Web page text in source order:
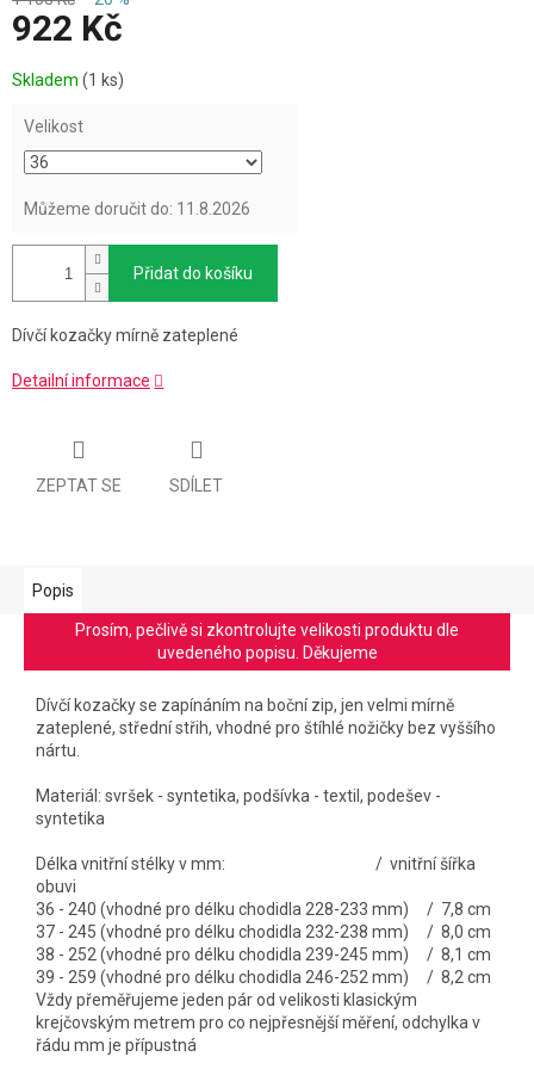
922 Kč
cena:
Skladem (1 ks)
Velikost
Můžeme doručit do: 11.8.2026
Přidat do košíku
Dívčí kozačky mírně zateplené
Detailní informace
ZEPTAT SE SDÍLET
Popis
Prosím, pečlivě si zkontrolujte velikosti produktu dle
uvedeného popisu. Děkujeme
Dívčí kozačky se zapínáním na boční zip, jen velmi mírně
zateplené, střední střih, vhodné pro štíhlé nožičky bez vyššího
nártu.
Materiál: svršek - syntetika, podšívka - textil, podešev -
syntetika
Délka vnitřní stélky v mm: / vnitřní šířka
obuvi
36 - 240 (vhodné pro délku chodidla 228-233 mm) / 7,8 cm
37 - 245 (vhodné pro délku chodidla 232-238 mm) / 8,0 cm
38 - 252 (vhodné pro délku chodidla 239-245 mm) / 8,1 cm
39 - 259 (vhodné pro délku chodidla 246-252 mm) / 8,2 cm
Vždy přeměřujeme jeden pár od velikosti klasickým
krejčovským metrem pro co nejpřesnější měření, odchylka v
řádu mm je přípustná